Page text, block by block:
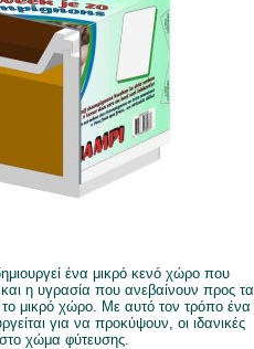
ένα μικρό κενό χώρο που
και η υγρασία που ανεβαίνουν προς τα
μικρό χώρο. Με αυτό τον τρόπο ένα
για να προκύψουν, οι ιδανικές
χώμα φύτευσης.